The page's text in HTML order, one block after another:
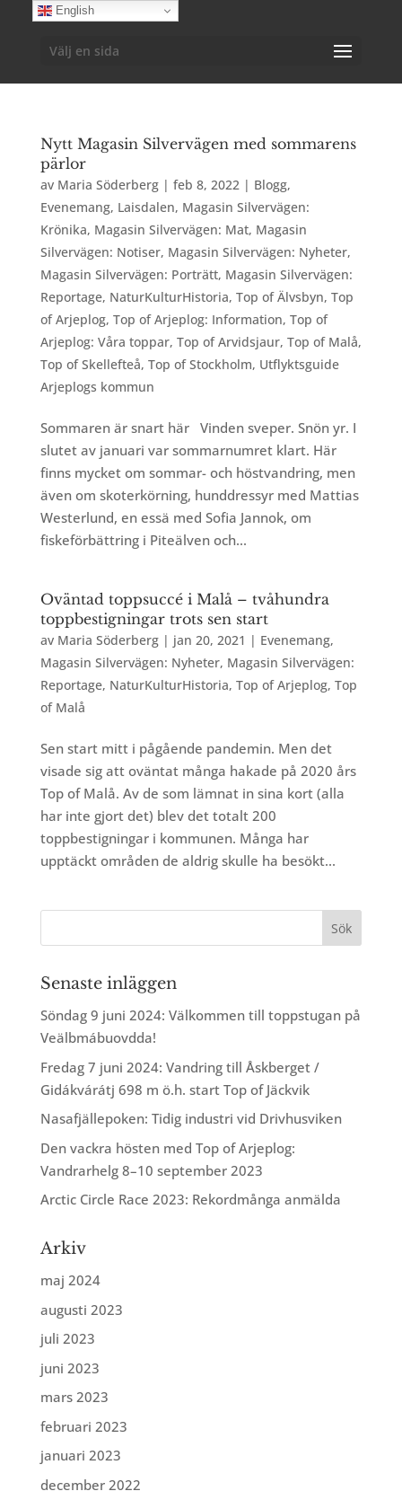
Välj en sida
Nytt Magasin Silvervägen med sommarens
pärlor
av Maria Söderberg| feb 8, 2022| Blogg,
Evenemang, Laisdalen, Magasin Silvervägen:
Krönika, Magasin Silvervägen: Mat, Magasin
Silvervägen: Notiser, Magasin Silvervägen: Nyheter,
Magasin Silvervägen: Porträtt, Magasin Silvervägen:
Reportage, NaturKulturHistoria, Top of Älvsbyn, Top
of Arjeplog, Top of Arjeplog: Information, Top of
Arjeplog: Våra toppar, Top of Arvidsjaur, Top of Malå,
Top of Skellefteå, Top of Stockholm, Utflyktsguide
Arjeplogs kommun
Sommaren är snart här Vinden sveper. Snön yr. I
slutet av januari var sommarnumret klart. Här
finns mycket om sommar- och höstvandring, men
även om skoterkörning, hunddressyr med Mattias
Westerlund, en essä med Sofia Jannok, om
fiskeförbättring i Piteälven och...
Oväntad toppsuccé i Malå – tvåhundra
toppbestigningar trots sen start
av Maria Söderberg| jan 20, 2021 | Evenemang,
Magasin Silvervägen: Nyheter, Magasin Silvervägen:
Reportage, NaturKulturHistoria, Top of Arjeplog, Top
of Malå
Sen start mitt i pågående pandemin. Men det
visade sig att oväntat många hakade på 2020 års
Top of Malå. Av de som lämnat in sina kort (alla
har inte gjort det) blev det totalt 200
toppbestigningar i kommunen. Många har
upptäckt områden de aldrig skulle ha besökt...
Senaste inläggen
Söndag 9 juni 2024: Välkommen till toppstugan på
Veälbmábuovdda!
Fredag 7 juni 2024: Vandring till Åskberget /
Gidákvárátj 698 m ö.h. start Top of Jäckvik
Nasafjällepoken: Tidig industri vid Drivhusviken
Den vackra hösten med Top of Arjeplog:
Vandrarhelg 8–10 september 2023
Arctic Circle Race 2023: Rekordmånga anmälda
Arkiv
maj 2024
augusti 2023
juli 2023
juni 2023
mars 2023
februari 2023
januari 2023
december 2022
English